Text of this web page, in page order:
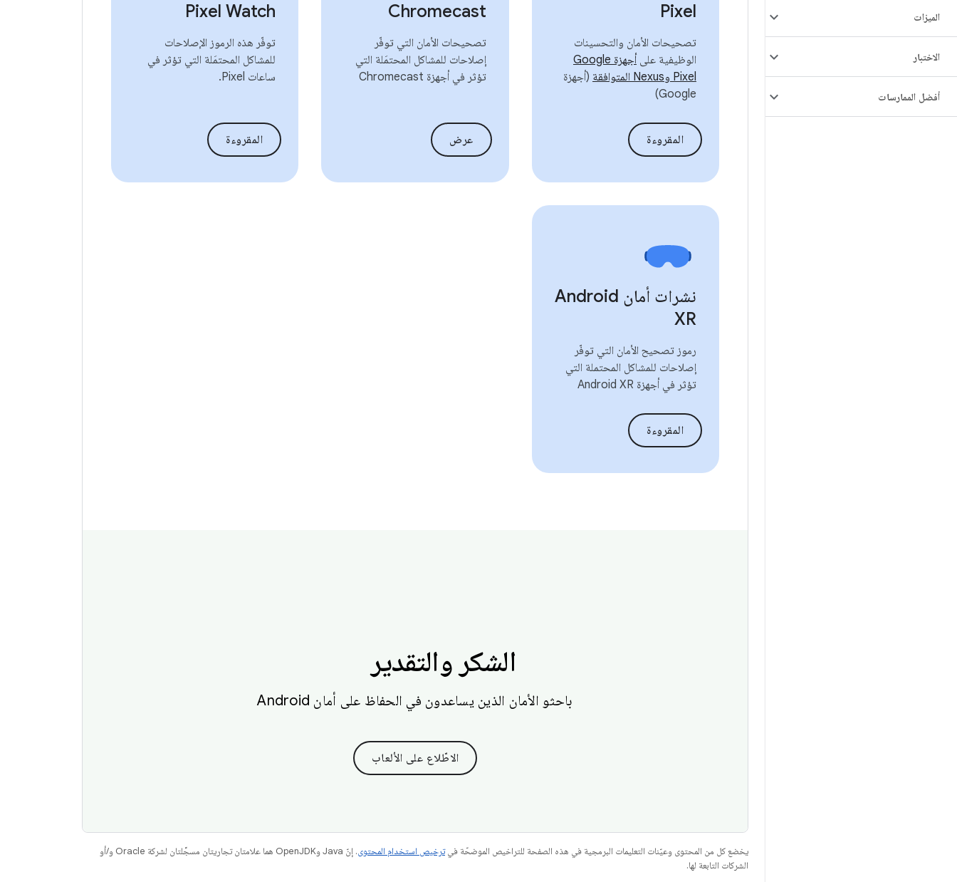
الميزات
الاختبار
أفضل الممارسات
Pixel
تصحيحات الأمان والتحسينات
الوظيفية على
أجهزة Google
Pixel وNexus المتوافقة
(أجهزة
Google)
المقروءة
Chromecast
تصحيحات الأمان التي توفّر
إصلاحات للمشاكل المحتمَلة التي
تؤثر في أجهزة Chromecast
عرض
Pixel Watch
توفّر هذه الرموز الإصلاحات
للمشاكل المحتمَلة التي تؤثر في
ساعات Pixel.
المقروءة
نشرات أمان Android
XR
رموز تصحيح الأمان التي توفّر
إصلاحات للمشاكل المحتملة التي
تؤثر في أجهزة Android XR
المقروءة
الشكر والتقدير
باحثو الأمان الذين يساعدون في الحفاظ على أمان Android
الاطّلاع على الألعاب
يخضع كل من المحتوى وعيّنات التعليمات البرمجية في هذه الصفحة للتراخيص الموضحّة فيترخيص استخدام المحتوى
. إنّ Java وOpenJDK هما علامتان تجاريتان مسجَّلتان لشركة Oracle و/أو
الشركات التابعة لها.